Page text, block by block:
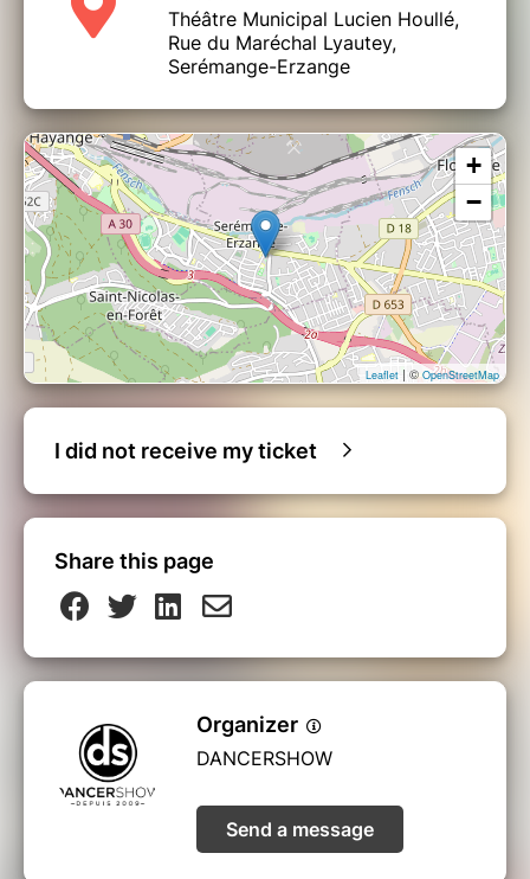
Théâtre Municipal Lucien Houllé,
Rue du Maréchal Lyautey,
Serémange-Erzange
+
−
Leaflet | ©OpenStreetMap
I did not receive my ticket
Share this page
Organizer
DANCERSHOW
Send a message